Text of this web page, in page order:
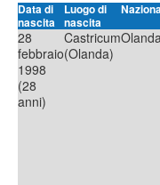
Data di
nascita
Luogo di
nascita
28
febbraio
1998
(28
anni)
Castricum
(Olanda)